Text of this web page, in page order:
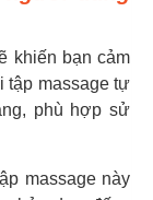
khiến bạn cảm
tập massage tự
phù hợp sử
massage này